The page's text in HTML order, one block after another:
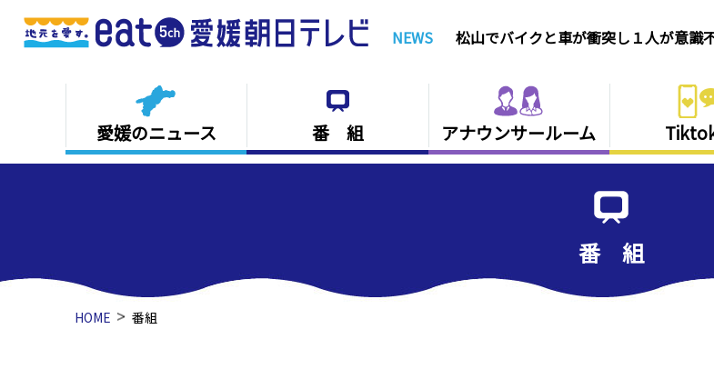
所 傷害などの疑いで受刑者を書類送検【愛媛】 NEWS
松山でバイクと車が衝突し１人が意
愛媛のニュース 番 組 アナウンサールーム
番 組
HOME 番組